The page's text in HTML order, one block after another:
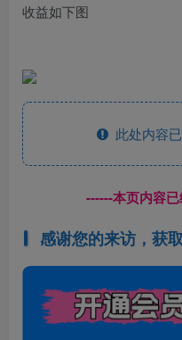
收益如下图
此处内容已
------本页内容
感谢您的来访，获